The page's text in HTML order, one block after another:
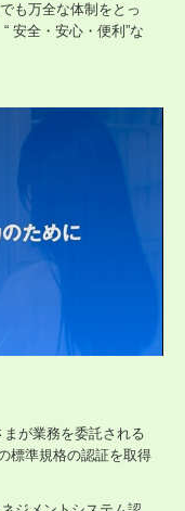
も万全な体制をとっ
安全・安心・便利”な
が業務を委託される
標準規格の認証を取得